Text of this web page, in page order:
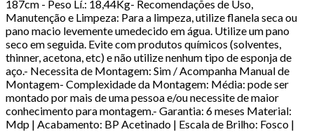
187cm - Peso Lí.: 18,44Kg- Recomendações de Uso,
Manutenção e Limpeza: Para a limpeza, utilize flanela seca ou
pano macio levemente umedecido em água. Utilize um pano
seco em seguida. Evite com produtos químicos (solventes,
thinner, acetona, etc) e não utilize nenhum tipo de esponja de
aço.- Necessita de Montagem: Sim / Acompanha Manual de
Montagem- Complexidade da Montagem: Média: pode ser
montado por mais de uma pessoa e/ou necessite de maior
conhecimento para montagem.- Garantia: 6 meses Material:
Mdp | Acabamento: BP Acetinado | Escala de Brilho: Fosco |